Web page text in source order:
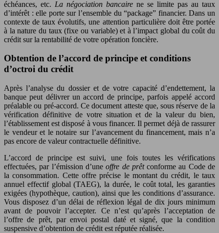
échéances, etc. La négociation bancaire ne se limite pas au taux
d’intérêt : elle porte sur l’ensemble du “package” financier. Dans un
contexte de taux évolutifs, une attention particulière doit être portée
à la nature du taux (fixe ou variable) et à l’impact global du coût du
crédit sur la rentabilité de votre opération foncière.
Obtention de l’accord de principe et conditions
d’octroi du crédit
Après l’analyse du dossier et de votre capacité d’endettement, la
banque peut délivrer un accord de principe, parfois appelé accord
préalable ou pré-accord. Ce document atteste que, sous réserve de la
vérification définitive de votre situation et de la valeur du bien,
l’établissement est disposé à vous financer. Il permet déjà de rassurer
le vendeur et le notaire sur l’avancement du financement, mais n’a
pas encore de valeur contractuelle définitive.
L’accord de principe est suivi, une fois toutes les vérifications
effectuées, par l’émission d’uneoffre de prêtconforme au Code de
la consommation. Cette offre précise le montant du crédit, le taux
annuel effectif global (TAEG), la durée, le coût total, les garanties
exigées (hypothèque, caution), ainsi que les conditions d’assurance.
Vous disposez d’un délai de réflexion légal de dix jours minimum
avant de pouvoir l’accepter. Ce n’est qu’après l’acceptation de
l’offre de prêt, par envoi postal daté et signé, que la condition
suspensive d’obtention de crédit est réputée réalisée.